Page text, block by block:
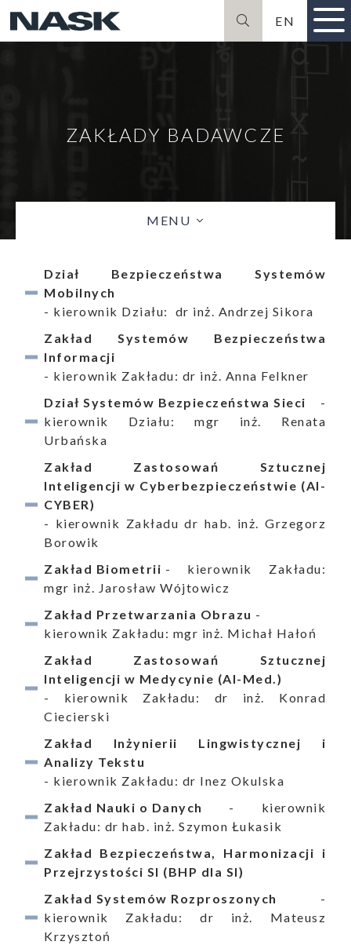
Wyszukiwarka
EN
ZAKŁADY BADAWCZE
MENU
Dział Bezpieczeństwa Systemów
Mobilnych
- kierownik Działu: dr inż. Andrzej Sikora
Zakład Systemów Bezpieczeństwa
Informacji
- kierownik Zakładu: dr inż. Anna Felkner
Dział Systemów Bezpieczeństwa Sieci -
kierownik Działu: mgr inż. Renata
Urbańska
Zakład Zastosowań Sztucznej
Inteligencji w Cyberbezpieczeństwie (AI-
CYBER)
- kierownik Zakładu dr hab. inż. Grzegorz
Borowik
Zakład Biometrii - kierownik Zakładu:
mgr inż. Jarosław Wójtowicz
Zakład Przetwarzania Obrazu -
kierownik Zakładu: mgr inż. Michał Hałoń
Zakład Zastosowań Sztucznej
Inteligencji w Medycynie (AI-Med.)
- kierownik Zakładu: dr inż. Konrad
Ciecierski
Zakład Inżynierii Lingwistycznej i
Analizy Tekstu
- kierownik Zakładu: dr Inez Okulska
Zakład Nauki o Danych
- kierownik
Zakładu: dr hab. inż. Szymon Łukasik
Zakład Bezpieczeństwa, Harmonizacji i
Przejrzystości SI (BHP dla SI)
Zakład Systemów Rozproszonych
-
kierownik Zakładu: dr inż. Mateusz
Krzysztoń